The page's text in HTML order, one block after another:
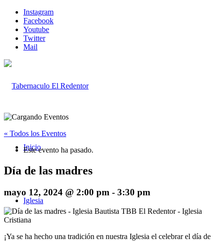
Instagram
Facebook
Youtube
Twitter
Mail
Inicio
Iglesia
« Todos los Eventos
Este evento ha pasado.
Día de las madres
mayo 12, 2024 @ 2:00 pm - 3:30 pm
¡Ya se ha hecho una tradición en nuestra Iglesia el celebrar el día de